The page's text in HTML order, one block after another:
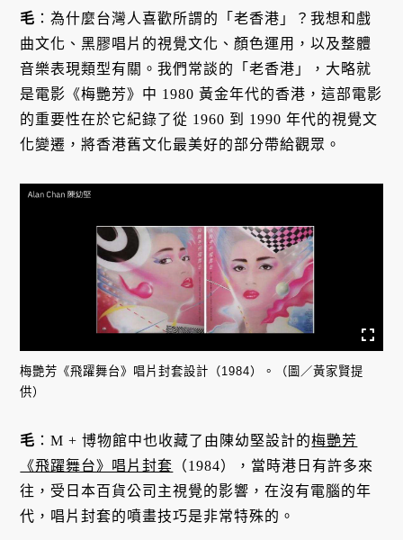
毛 ：為什麼台灣人喜歡所謂的「老香港」？我想和戲
曲文化、黑膠唱片的視覺文化、顏色運用，以及整體
音樂表現類型有關。我們常談的「老香港」，大略就
是電影《梅艷芳》中 1980 黃金年代的香港，這部電影
的重要性在於它紀錄了從 1960 到 1990 年代的視覺文
化變遷，將香港舊文化最美好的部分帶給觀眾。
梅艷芳《飛躍舞台》唱片封套設計（1984）。（圖／黃家賢提
供）
毛 ：M + 博物館中也收藏了由陳幼堅設計的梅艷芳
《飛躍舞台》唱片封套 （1984），當時港日有許多來
往，受日本百貨公司主視覺的影響，在沒有電腦的年
代，唱片封套的噴畫技巧是非常特殊的。